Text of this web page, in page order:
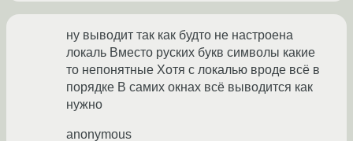
ну выводит так как будто не настроена
локаль Вместо руских букв символы какие
то непонятные Хотя с локалью вроде всё в
порядке В самих окнах всё выводится как
нужно
anonymous